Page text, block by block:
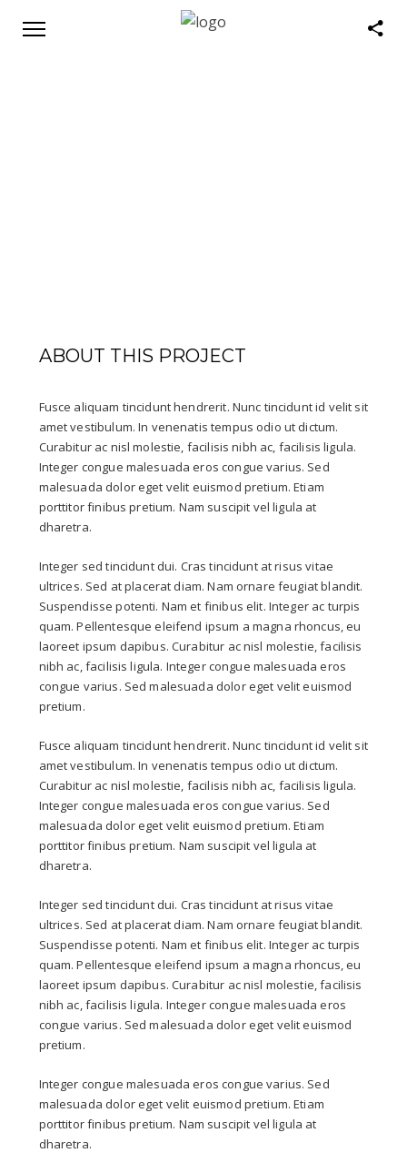
ABOUT THIS PROJECT
Fusce aliquam tincidunt hendrerit. Nunc tincidunt id velit sit
amet vestibulum. In venenatis tempus odio ut dictum.
Curabitur ac nisl molestie, facilisis nibh ac, facilisis ligula.
Integer congue malesuada eros congue varius. Sed
malesuada dolor eget velit euismod pretium. Etiam
porttitor finibus pretium. Nam suscipit vel ligula at
dharetra.
Integer sed tincidunt dui. Cras tincidunt at risus vitae
ultrices. Sed at placerat diam. Nam ornare feugiat blandit.
Suspendisse potenti. Nam et finibus elit. Integer ac turpis
quam. Pellentesque eleifend ipsum a magna rhoncus, eu
laoreet ipsum dapibus. Curabitur ac nisl molestie, facilisis
nibh ac, facilisis ligula. Integer congue malesuada eros
congue varius. Sed malesuada dolor eget velit euismod
pretium.
Fusce aliquam tincidunt hendrerit. Nunc tincidunt id velit sit
amet vestibulum. In venenatis tempus odio ut dictum.
Curabitur ac nisl molestie, facilisis nibh ac, facilisis ligula.
Integer congue malesuada eros congue varius. Sed
malesuada dolor eget velit euismod pretium. Etiam
porttitor finibus pretium. Nam suscipit vel ligula at
dharetra.
Integer sed tincidunt dui. Cras tincidunt at risus vitae
ultrices. Sed at placerat diam. Nam ornare feugiat blandit.
Suspendisse potenti. Nam et finibus elit. Integer ac turpis
quam. Pellentesque eleifend ipsum a magna rhoncus, eu
laoreet ipsum dapibus. Curabitur ac nisl molestie, facilisis
nibh ac, facilisis ligula. Integer congue malesuada eros
congue varius. Sed malesuada dolor eget velit euismod
pretium.
Integer congue malesuada eros congue varius. Sed
malesuada dolor eget velit euismod pretium. Etiam
porttitor finibus pretium. Nam suscipit vel ligula at
dharetra.